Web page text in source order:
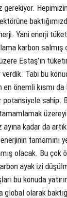
Yani enerji
karbon
Estaş’ın
Tabi bu
en önemli kısmı da
sahip.
tamamlamak
ayına kadar da
tamamını
olacak. Bu çok
ayak izi
bu konuda
olarak